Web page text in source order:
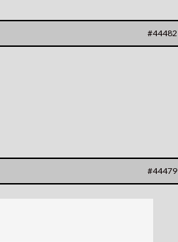
#44482
#44479